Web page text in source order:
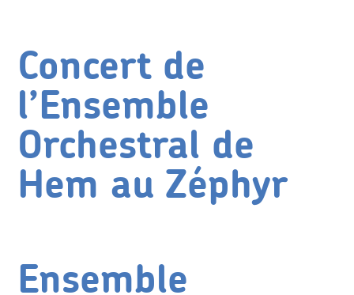
Concert de
l’Ensemble
Orchestral de
Hem au Zéphyr
Ensemble